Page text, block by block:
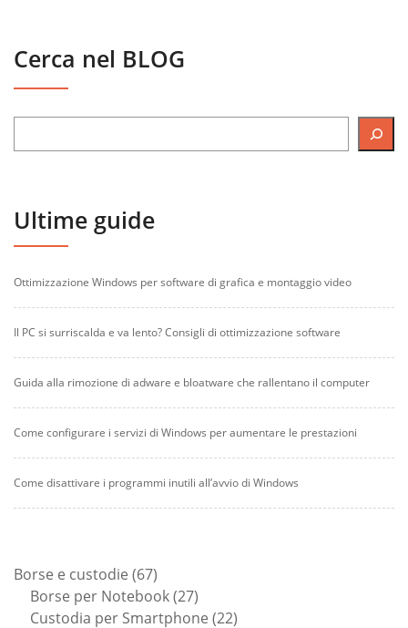
Cerca nel BLOG
Ultime guide
Ottimizzazione Windows per software di grafica e montaggio video
Il PC si surriscalda e va lento? Consigli di ottimizzazione software
Guida alla rimozione di adware e bloatware che rallentano il computer
Come configurare i servizi di Windows per aumentare le prestazioni
Come disattivare i programmi inutili all’avvio di Windows
Borse e custodie 6767
prodotti
Borse per Notebook 2727
prodotti
Custodia per Smartphone 2222